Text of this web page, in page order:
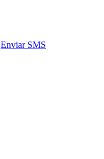
Enviar SMS